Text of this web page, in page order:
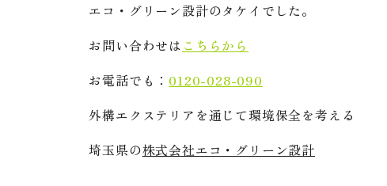
エコ・グリーン設計のタケイでした。
お問い合わせは こちらから
お電話でも： 0120-028-090
外構エクステリアを通じて環境保全を考える
埼玉県の株式会社エコ・グリーン設計